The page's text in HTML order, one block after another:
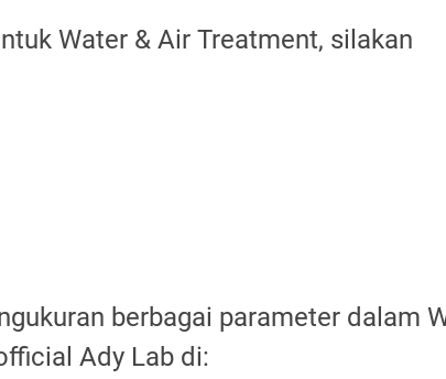
Water & Air Treatment, silakan
berbagai parameter dalam
Ady Lab di: